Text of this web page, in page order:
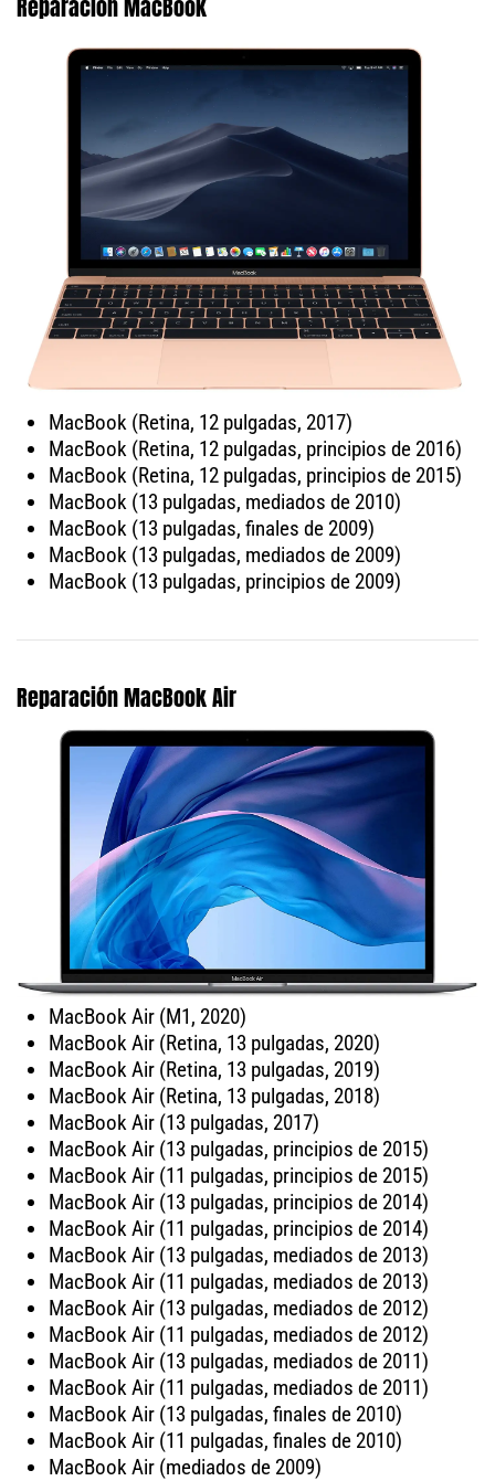
Reparación MacBook
MacBook (Retina, 12 pulgadas, 2017)
MacBook (Retina, 12 pulgadas, principios de 2016)
MacBook (Retina, 12 pulgadas, principios de 2015)
MacBook (13 pulgadas, mediados de 2010)
MacBook (13 pulgadas, finales de 2009)
MacBook (13 pulgadas, mediados de 2009)
MacBook (13 pulgadas, principios de 2009)
Reparación MacBook Air
MacBook Air (M1, 2020)
MacBook Air (Retina, 13 pulgadas, 2020)
MacBook Air (Retina, 13 pulgadas, 2019)
MacBook Air (Retina, 13 pulgadas, 2018)
MacBook Air (13 pulgadas, 2017)
MacBook Air (13 pulgadas, principios de 2015)
MacBook Air (11 pulgadas, principios de 2015)
MacBook Air (13 pulgadas, principios de 2014)
MacBook Air (11 pulgadas, principios de 2014)
MacBook Air (13 pulgadas, mediados de 2013)
MacBook Air (11 pulgadas, mediados de 2013)
MacBook Air (13 pulgadas, mediados de 2012)
MacBook Air (11 pulgadas, mediados de 2012)
MacBook Air (13 pulgadas, mediados de 2011)
MacBook Air (11 pulgadas, mediados de 2011)
MacBook Air (13 pulgadas, finales de 2010)
MacBook Air (11 pulgadas, finales de 2010)
MacBook Air (mediados de 2009)